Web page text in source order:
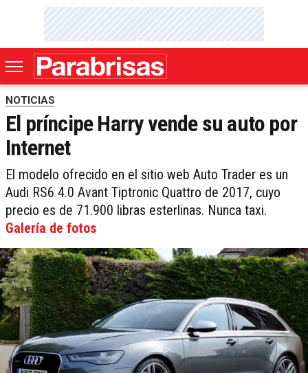
NOTICIAS
El príncipe Harry vende su auto por
Internet
El modelo ofrecido en el sitio web Auto Trader es un
Audi RS6 4.0 Avant Tiptronic Quattro de 2017, cuyo
precio es de 71.900 libras esterlinas. Nunca taxi.
Galería de fotos